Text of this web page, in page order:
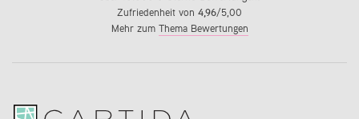
Zufriedenheit von 4,96/5,00
Mehr zum Thema Bewertungen